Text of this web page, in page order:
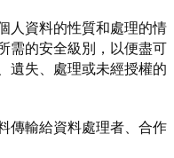
人資料的性質和處理的情
需的安全級別，以便盡可
遺失、處理或未經授權的
傳輸給資料處理者、合作